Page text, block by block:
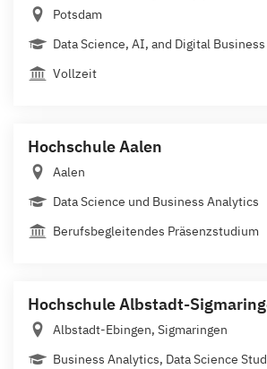
Potsdam
Data Science, AI, and Digital Business
Vollzeit
Hochschule Aalen
Aalen
Data Science und Business Analytics
Berufsbegleitendes Präsenzstudium
Hochschule Albstadt-
Albstadt-Ebingen, Sigmaringen
Business Analytics, Data Science